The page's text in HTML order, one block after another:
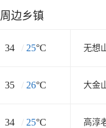
周边乡镇
34 / 25°C
35 / 26°C 大金
34 / 25°C 高淳